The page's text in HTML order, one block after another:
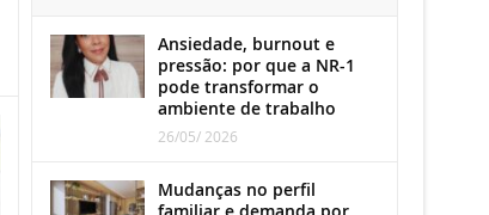
Ansiedade, burnout e
pressão: por que a NR-1
pode transformar o
ambiente de trabalho
26/05/ 2026
Mudanças no perfil